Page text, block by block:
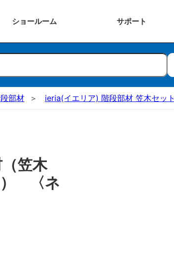
ショールーム サポート
部材 ieria(イエリア) 階段部材 笠木セット
笠木
） 〈ネ